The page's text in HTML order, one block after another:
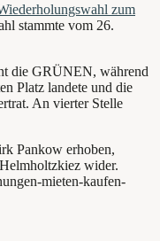
zum
stammte vom 26.
die GRÜNEN, während
Platz landete und die
An vierter Stelle
Pankow erhoben,
wider.